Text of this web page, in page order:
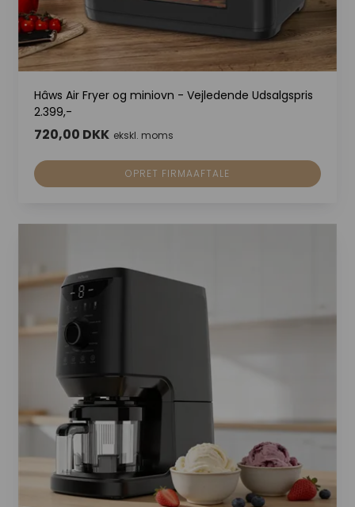
Hâws Air Fryer og miniovn - Vejledende Udsalgspris
2.399,-
720,00 DKK ekskl. moms
OPRET FIRMAAFTALE